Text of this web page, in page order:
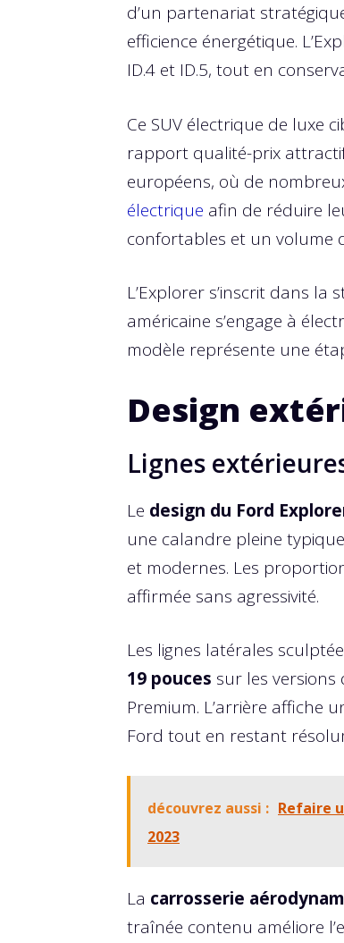
d’un partenariat
efficience énergétique.
ID.4 et ID.5, tout en
Ce SUV électrique de luxe
rapport qualité-prix
européens, où de
électrique afin de réduire
confortables et un volume
L’Explorer s’inscrit dans la
américaine s’engage à
modèle représente une
Design
Lignes
Le design du Ford
une calandre pleine
et modernes. Les
affirmée sans agressivité.
Les lignes latérales
19 pouces sur les versions
Premium. L’arrière affiche
Ford tout en restant
découvrez aussi : Refaire
2023
La carrosserie
traînée contenu améliore